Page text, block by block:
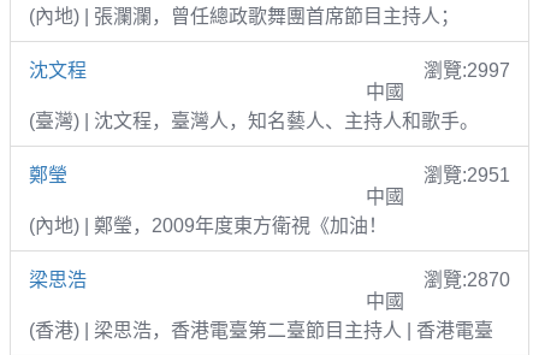
(內地) | 張瀾瀾，曾任總政歌舞團首席節目主持人；
沈文程
瀏覽:2997
中國
(臺灣) | 沈文程，臺灣人，知名藝人、主持人和歌手。
鄭瑩
瀏覽:2951
中國
(內地) | 鄭瑩，2009年度東方衛視《加油！
梁思浩
瀏覽:2870
中國
(香港) | 梁思浩，香港電臺第二臺節目主持人 | 香港電臺